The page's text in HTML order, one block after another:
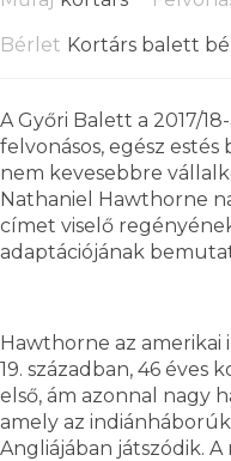
Bérlet Kortárs balett
A Győri Balett a 2017/
felvonásos, egész
nem kevesebbre
Nathaniel Hawthorne
címet viselő
adaptációjának
Hawthorne az
19. században, 46 éves
első, ám azonnal nagy
amely az
Angliájában játszódik.